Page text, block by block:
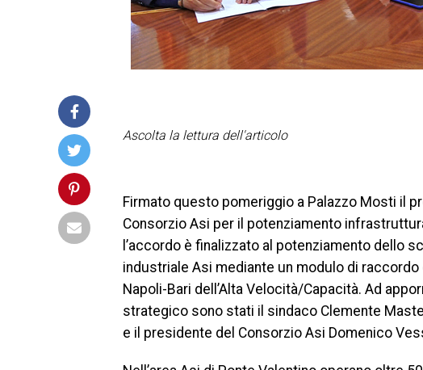
Ascolta la lettura dell'articolo
Firmato questo pomeriggio a Palazzo Mosti il
Consorzio Asi per il potenziamento
l’accordo è finalizzato al potenziamento dello
industriale Asi mediante un modulo di
Napoli-Bari dell’Alta Velocità/Capacità. Ad
strategico sono stati il sindaco Clemente
e il presidente del Consorzio Asi Domenico